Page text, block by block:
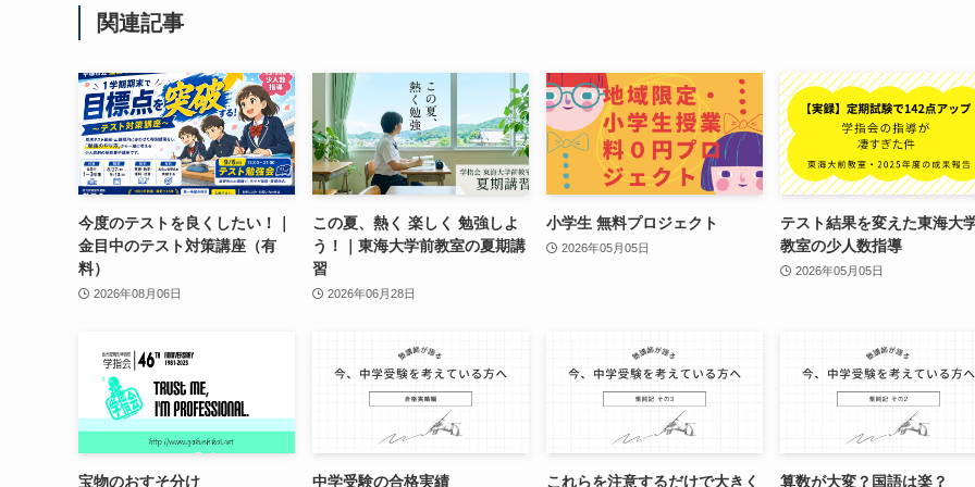
関連記事
今度のテストを良くしたい！｜
金目中のテスト対策講座（有
料）
2026年08月06日
この夏、熱く 楽しく 勉強しよ
う！｜東海大学前教室の夏期講
習
2026年06月28日
小学生 無料プロジェクト
2026年05月05日
テスト結果を変えた東海大
教室の少人数指導
2026年05月05日
宝物のおすそ分け 中学受験の合格実績 これらを注意するだけで大きく 算数が大変？国語は楽？